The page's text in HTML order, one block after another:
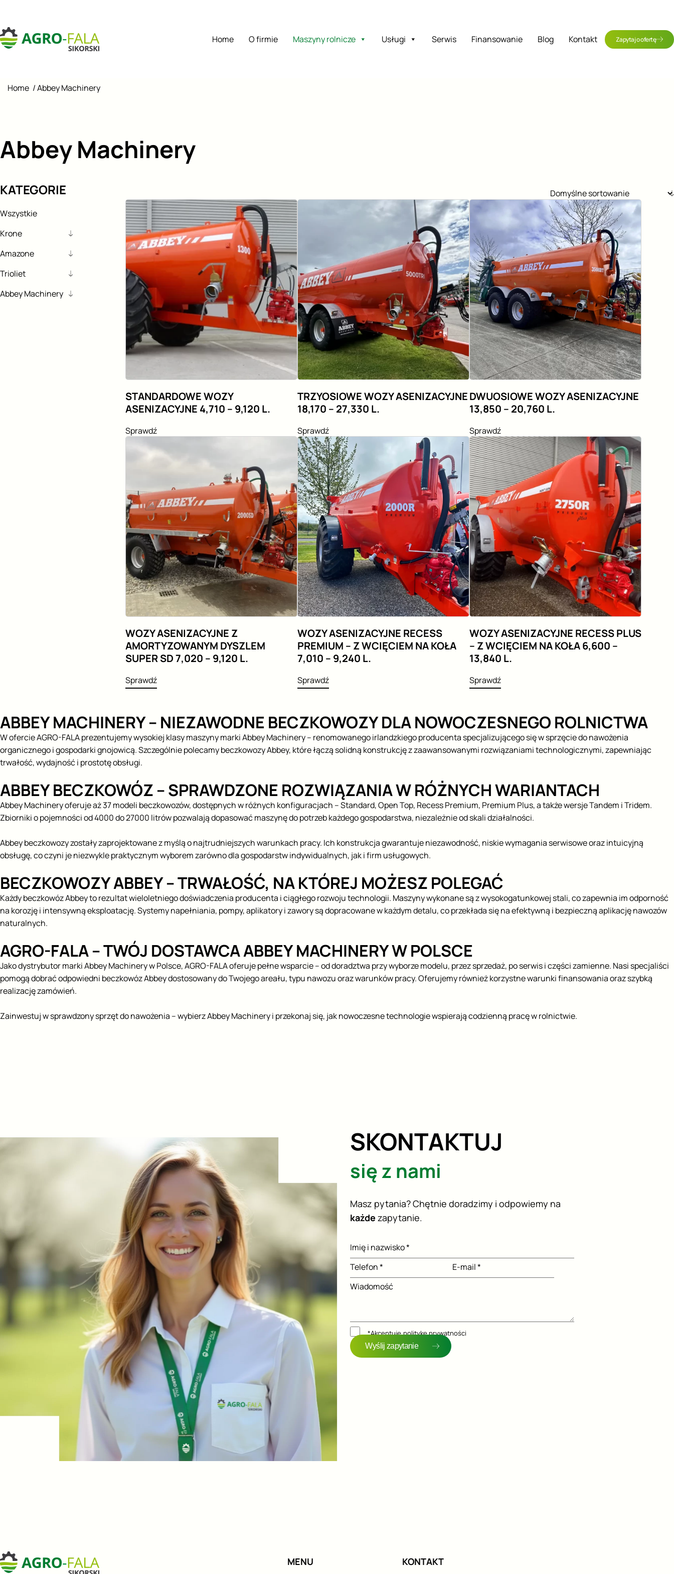
Home O firmie Maszyny rolnicze Usługi Serwis Finansowanie Blog Kontakt Zapytaj o ofertę
Home /Abbey Machinery
Abbey Machinery
KATEGORIE
Wszystkie
Krone
Amazone
Trioliet
Abbey Machinery
STANDARDOWE WOZY
ASENIZACYJNE 4,710 – 9,120 L.
Sprawdź
TRZYOSIOWE WOZY ASENIZACYJNE
18,170 – 27,330 L.
Sprawdź
DWUOSIOWE WOZY ASENIZACYJNE
13,850 – 20,760 L.
Sprawdź
WOZY ASENIZACYJNE Z
AMORTYZOWANYM DYSZLEM
SUPER SD 7,020 – 9,120 L.
Sprawdź
WOZY ASENIZACYJNE RECESS
PREMIUM – Z WCIĘCIEM NA KOŁA
7,010 – 9,240 L.
Sprawdź
WOZY ASENIZACYJNE RECESS PLUS
– Z WCIĘCIEM NA KOŁA 6,600 –
13,840 L.
Sprawdź
ABBEY MACHINERY – NIEZAWODNE BECZKOWOZY DLA NOWOCZESNEGO ROLNICTWA
W ofercie AGRO-FALA prezentujemy wysokiej klasy maszyny marki Abbey Machinery – renomowanego irlandzkiego producenta specjalizującego się w sprzęcie do nawożenia
organicznego i gospodarki gnojowicą. Szczególnie polecamy beczkowozy Abbey, które łączą solidną konstrukcję z zaawansowanymi rozwiązaniami technologicznymi, zapewniając
trwałość, wydajność i prostotę obsługi.
ABBEY BECZKOWÓZ – SPRAWDZONE ROZWIĄZANIA W RÓŻNYCH WARIANTACH
Abbey Machinery oferuje aż 37 modeli beczkowozów, dostępnych w różnych konfiguracjach – Standard, Open Top, Recess Premium, Premium Plus, a także wersje Tandem i Tridem.
Zbiorniki o pojemności od 4000 do 27000 litrów pozwalają dopasować maszynę do potrzeb każdego gospodarstwa, niezależnie od skali działalności.
Abbey beczkowozy zostały zaprojektowane z myślą o najtrudniejszych warunkach pracy. Ich konstrukcja gwarantuje niezawodność, niskie wymagania serwisowe oraz intuicyjną
obsługę, co czyni je niezwykle praktycznym wyborem zarówno dla gospodarstw indywidualnych, jak i firm usługowych.
BECZKOWOZY ABBEY – TRWAŁOŚĆ, NA KTÓREJ MOŻESZ POLEGAĆ
Każdy beczkowóz Abbey to rezultat wieloletniego doświadczenia producenta i ciągłego rozwoju technologii. Maszyny wykonane są z wysokogatunkowej stali, co zapewnia im odporność
na korozję i intensywną eksploatację. Systemy napełniania, pompy, aplikatory i zawory są dopracowane w każdym detalu, co przekłada się na efektywną i bezpieczną aplikację nawozów
naturalnych.
AGRO-FALA – TWÓJ DOSTAWCA ABBEY MACHINERY W POLSCE
Jako dystrybutor marki Abbey Machinery w Polsce, AGRO-FALA oferuje pełne wsparcie – od doradztwa przy wyborze modelu, przez sprzedaż, po serwis i części zamienne. Nasi specjaliści
pomogą dobrać odpowiedni beczkowóz Abbey dostosowany do Twojego areału, typu nawozu oraz warunków pracy. Oferujemy również korzystne warunki finansowania oraz szybką
realizację zamówień.
Zainwestuj w sprawdzony sprzęt do nawożenia – wybierz Abbey Machinery i przekonaj się, jak nowoczesne technologie wspierają codzienną pracę w rolnictwie.
SKONTAKTUJ
się z nami
Masz pytania? Chętnie doradzimy i odpowiemy na
każde zapytanie.
Imię i nazwisko *
Telefon *
E-mail *
Wiadomość
*Akceptuję politykę prywatności
MENU KONTAKT